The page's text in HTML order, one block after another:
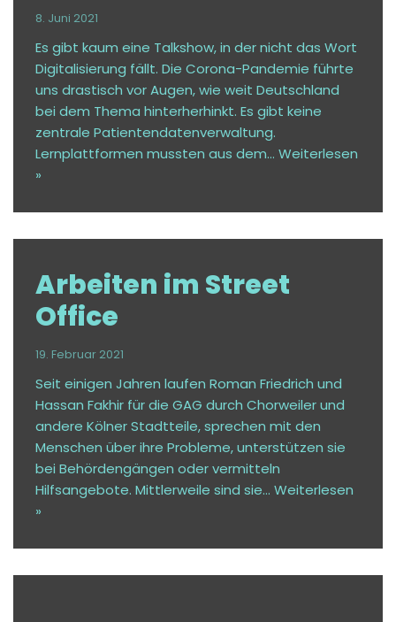
8. Juni 2021
Es gibt kaum eine Talkshow, in der nicht das Wort
Digitalisierung fällt. Die Corona-Pandemie führte
uns drastisch vor Augen, wie weit Deutschland
bei dem Thema hinterherhinkt. Es gibt keine
zentrale Patientendatenverwaltung.
Lernplattformen mussten aus dem… Weiterlesen
»
Arbeiten im Street
Office
19. Februar 2021
Seit einigen Jahren laufen Roman Friedrich und
Hassan Fakhir für die GAG durch Chorweiler und
andere Kölner Stadtteile, sprechen mit den
Menschen über ihre Probleme, unterstützen sie
bei Behördengängen oder vermitteln
Hilfsangebote. Mittlerweile sind sie… Weiterlesen
»